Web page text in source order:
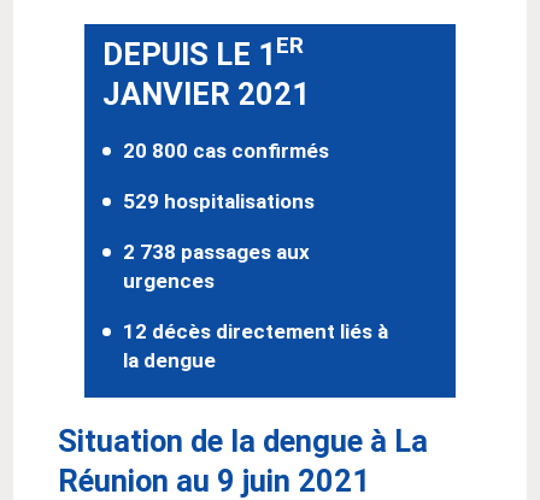
DEPUIS LE 1 ER
JANVIER 2021
20 800 cas confirmés
529 hospitalisations
2 738 passages aux
urgences
12 décès directement liés à
la dengue
Situation de la dengue à La
Réunion au 9 juin 2021